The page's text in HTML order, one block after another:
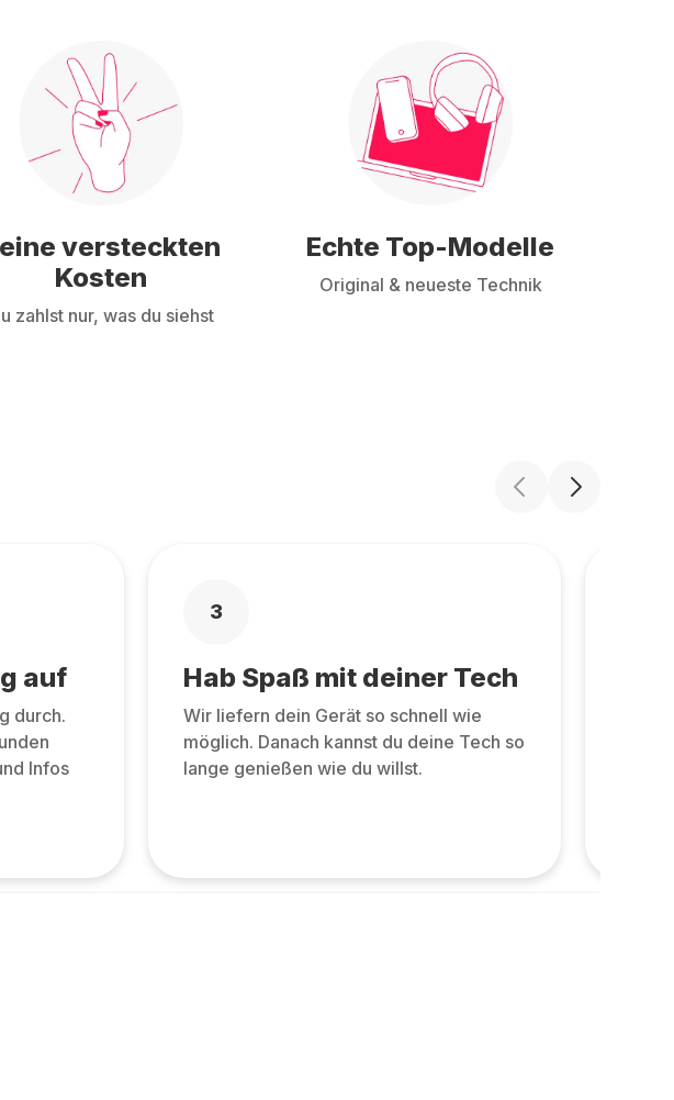
versteckten
Kosten
zahlst nur, was du siehst
Echte Top-Modelle
Original & neueste Technik
auf
durch.
Infos
3
Hab Spaß mit deiner Tech
Wir liefern dein Gerät so schnell wie
möglich. Danach kannst du deine Tech so
lange genießen wie du willst.